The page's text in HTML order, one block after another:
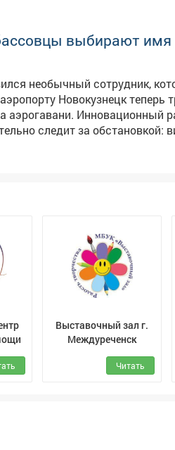
выбирают имя
необычный сотрудник,
аэрогавани. Инновационный
а если путь занят,
предупредит пассажиров,
принимаются до 10
Выставочный зал г.
Междуреченск
Читать